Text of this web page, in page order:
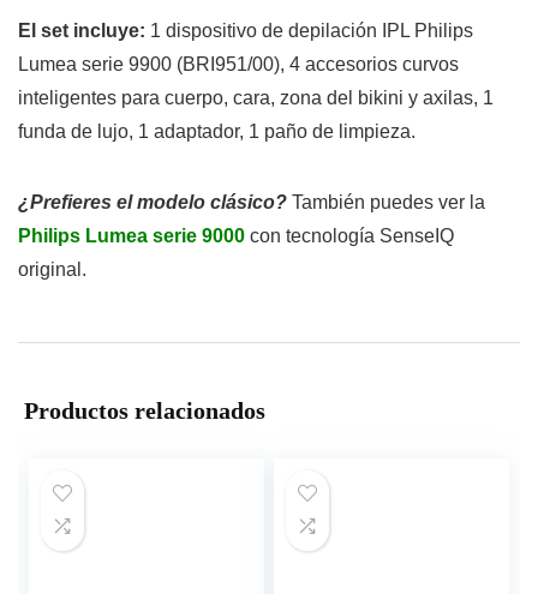
El set incluye: 1 dispositivo de depilación IPL Philips
Lumea serie 9900 (BRI951/00), 4 accesorios curvos
inteligentes para cuerpo, cara, zona del bikini y axilas, 1
funda de lujo, 1 adaptador, 1 paño de limpieza.
¿Prefieres el modelo clásico? También puedes ver la
Philips Lumea serie 9000 con tecnología SenseIQ
original.
Productos relacionados